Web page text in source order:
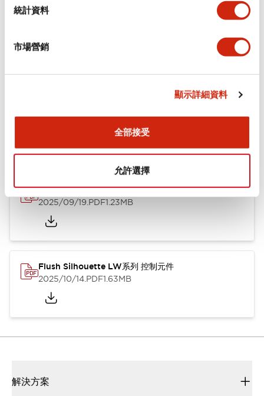
統計資料
市場營銷
顯示詳細資料
全部接受
允許選擇
Flush Silhouette LW系列 控制元件 (英文版)
2025/09/19.PDF1.23MB
Flush Silhouette LW系列 控制元件
2025/10/14.PDF1.63MB
解決方案